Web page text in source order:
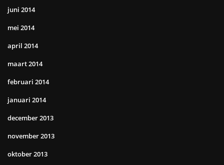
juni 2014
mei 2014
april 2014
maart 2014
februari 2014
januari 2014
december 2013
november 2013
oktober 2013